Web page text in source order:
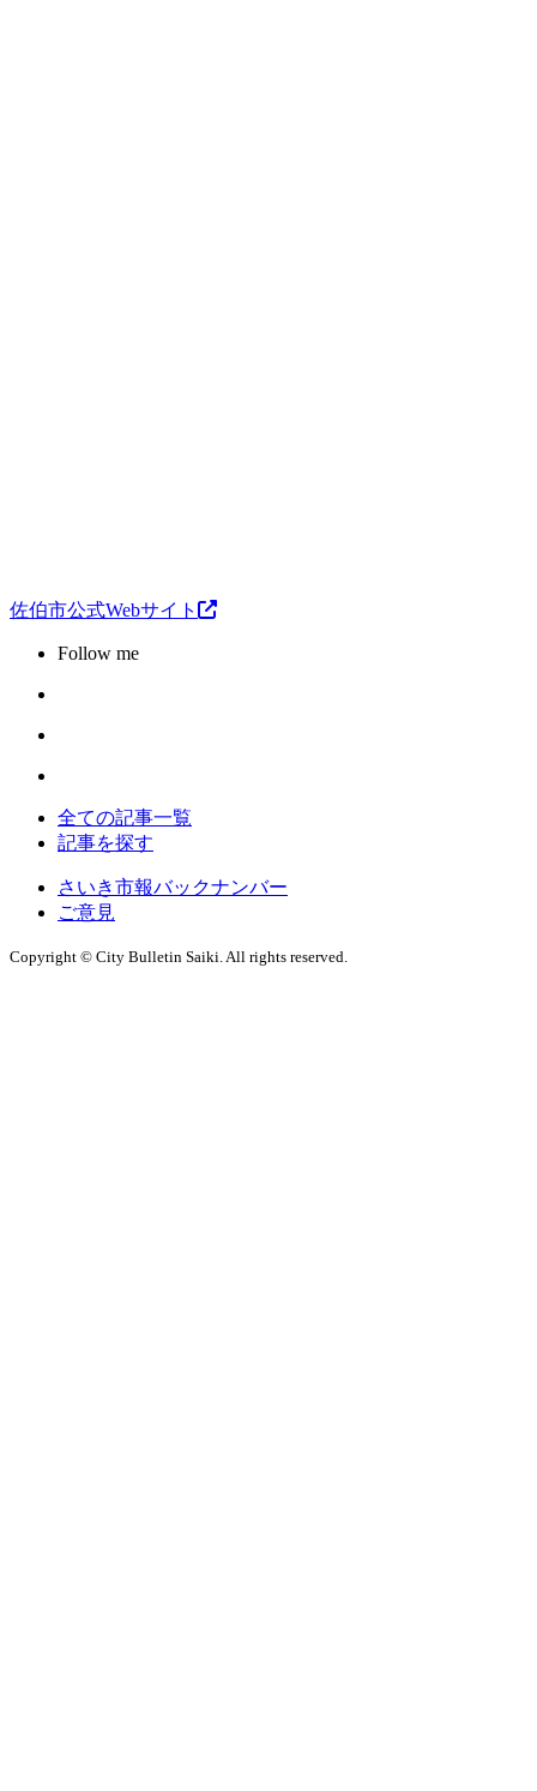
佐伯市公式Webサイト
Follow me
全ての記事一覧
記事を探す
さいき市報バックナンバー
ご意見
Copyright © City Bulletin Saiki. All rights reserved.